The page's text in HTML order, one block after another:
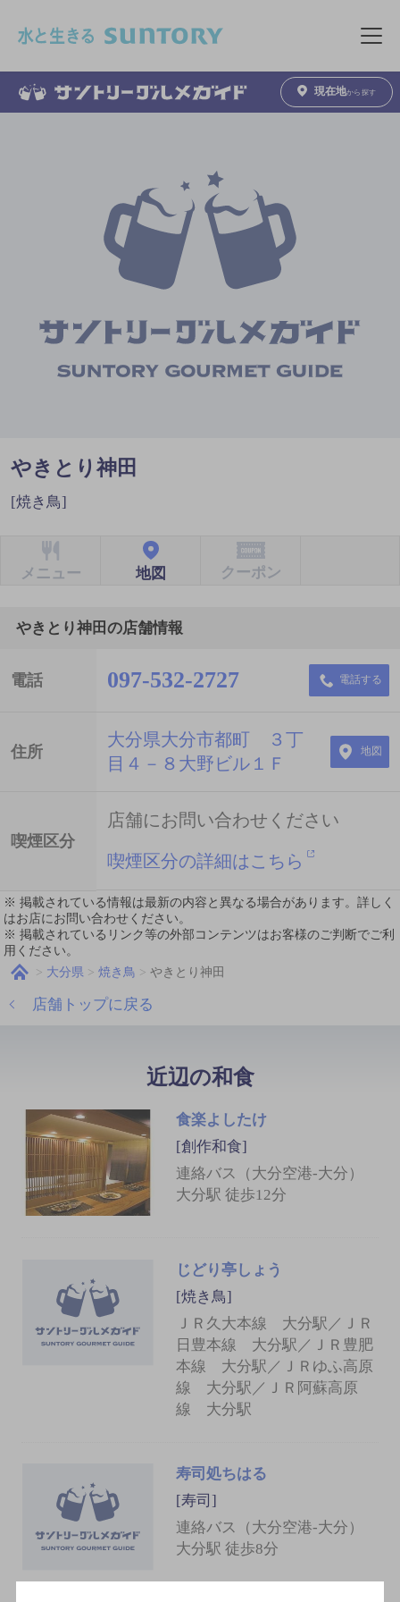
メニュ
現在地から探す
やきとり神田
[焼き鳥]
メニュー 地図 クーポン
やきとり神田の店舗情報
電話 097-532-2727 電話する
住所
大分県大分市都町 ３丁
目４－８大野ビル１Ｆ
地図
喫煙区分
店舗にお問い合わせください
喫煙区分の詳細はこちら
※ 掲載されている情報は最新の内容と異なる場合があります。詳しく
はお店にお問い合わせください。
※ 掲載されているリンク等の外部コンテンツはお客様のご判断でご利
用ください。
大分県 焼き鳥 やきとり神田
店舗トップに戻る
近辺の和食
食楽よしたけ
[創作和食]
連絡バス（大分空港-大分）
大分駅 徒歩12分
じどり亭しょう
[焼き鳥]
ＪＲ久大本線 大分駅／ＪＲ
日豊本線 大分駅／ＪＲ豊肥
本線 大分駅／ＪＲゆふ高原
線 大分駅／ＪＲ阿蘇高原
線 大分駅
寿司処ちはる
[寿司]
連絡バス（大分空港-大分）
大分駅 徒歩8分